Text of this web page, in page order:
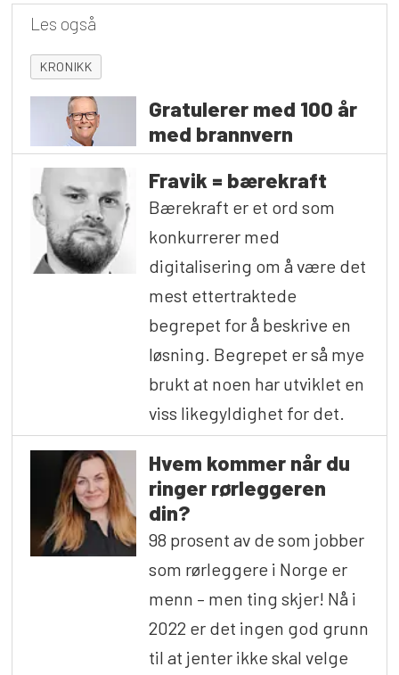
Les også
KRONIKK
Gratulerer med 100 år
med brannvern
Fravik = bærekraft
Bærekraft er et ord som
konkurrerer med
digitalisering om å være det
mest ettertraktede
begrepet for å beskrive en
løsning. Begrepet er så mye
brukt at noen har utviklet en
viss likegyldighet for det.
Hvem kommer når du
ringer rørleggeren
din?
98 prosent av de som jobber
som rørleggere i Norge er
menn – men ting skjer! Nå i
2022 er det ingen god grunn
til at jenter ikke skal velge